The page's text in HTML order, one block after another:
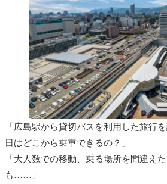
「広島駅から貸切バスを利用した旅行
日はどこから乗車できるの？」
「大人数での移動、乗る場所を間違え
も……」